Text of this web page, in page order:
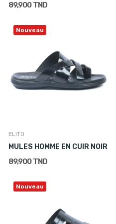
89,900 TND
Nouveau
ELITO
MULES HOMME EN CUIR NOIR
89,900 TND
Nouveau